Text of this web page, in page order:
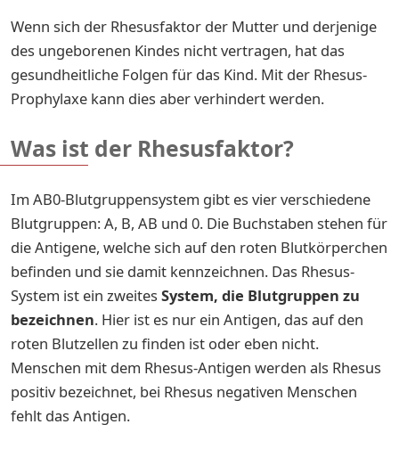
Wenn sich der Rhesusfaktor der Mutter und derjenige
des ungeborenen Kindes nicht vertragen, hat das
gesundheitliche Folgen für das Kind. Mit der Rhesus-
Prophylaxe kann dies aber verhindert werden.
Was ist der Rhesusfaktor?
Im AB0-Blutgruppensystem gibt es vier verschiedene
Blutgruppen: A, B, AB und 0. Die Buchstaben stehen für
die Antigene, welche sich auf den roten Blutkörperchen
befinden und sie damit kennzeichnen. Das Rhesus-
System ist ein zweites System, die Blutgruppen zu
bezeichnen. Hier ist es nur ein Antigen, das auf den
roten Blutzellen zu finden ist oder eben nicht.
Menschen mit dem Rhesus-Antigen werden als Rhesus
positiv bezeichnet, bei Rhesus negativen Menschen
fehlt das Antigen.